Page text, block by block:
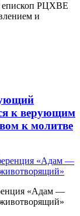
епископ РЦХВЕ
и
к верующим
к молитве
«Адам —